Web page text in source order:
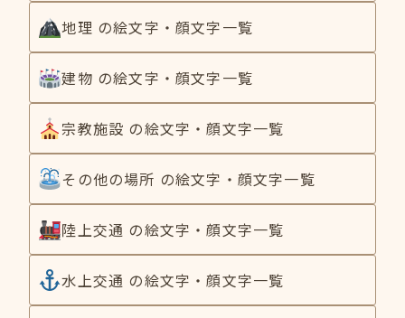
地理 の絵文字・顔文字一覧
建物 の絵文字・顔文字一覧
宗教施設 の絵文字・顔文字一覧
その他の場所 の絵文字・顔文字一覧
陸上交通 の絵文字・顔文字一覧
水上交通 の絵文字・顔文字一覧